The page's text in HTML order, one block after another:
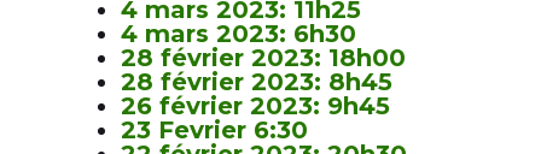
4 mars 2023: 11h25
4 mars 2023: 6h30
28 février 2023: 18h00
28 février 2023: 8h45
26 février 2023: 9h45
23 Fevrier 6:30